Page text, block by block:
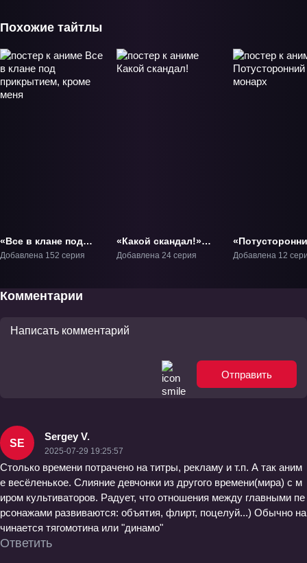
Похожие тайтлы
«Все в клане под
прикрытием, кроме
Добавлена 152 серия
«Какой скандал!»
ТВ-1
Добавлена 24 серия
злой монарх»
Добавлена 12
Комментарии
Отправить
SE
Sergey V.
2025-07-29 19:25:57
Столько времени потрачено на титры, рекламу и т.п. А так аним
е весёленькое. Слияние девчонки из другого времени(мира) с м
иром культиваторов. Радует, что отношения между главными пе
рсонажами развиваются: объятия, флирт, поцелуй...) Обычно на
чинается тягомотина или "динамо"
Ответить